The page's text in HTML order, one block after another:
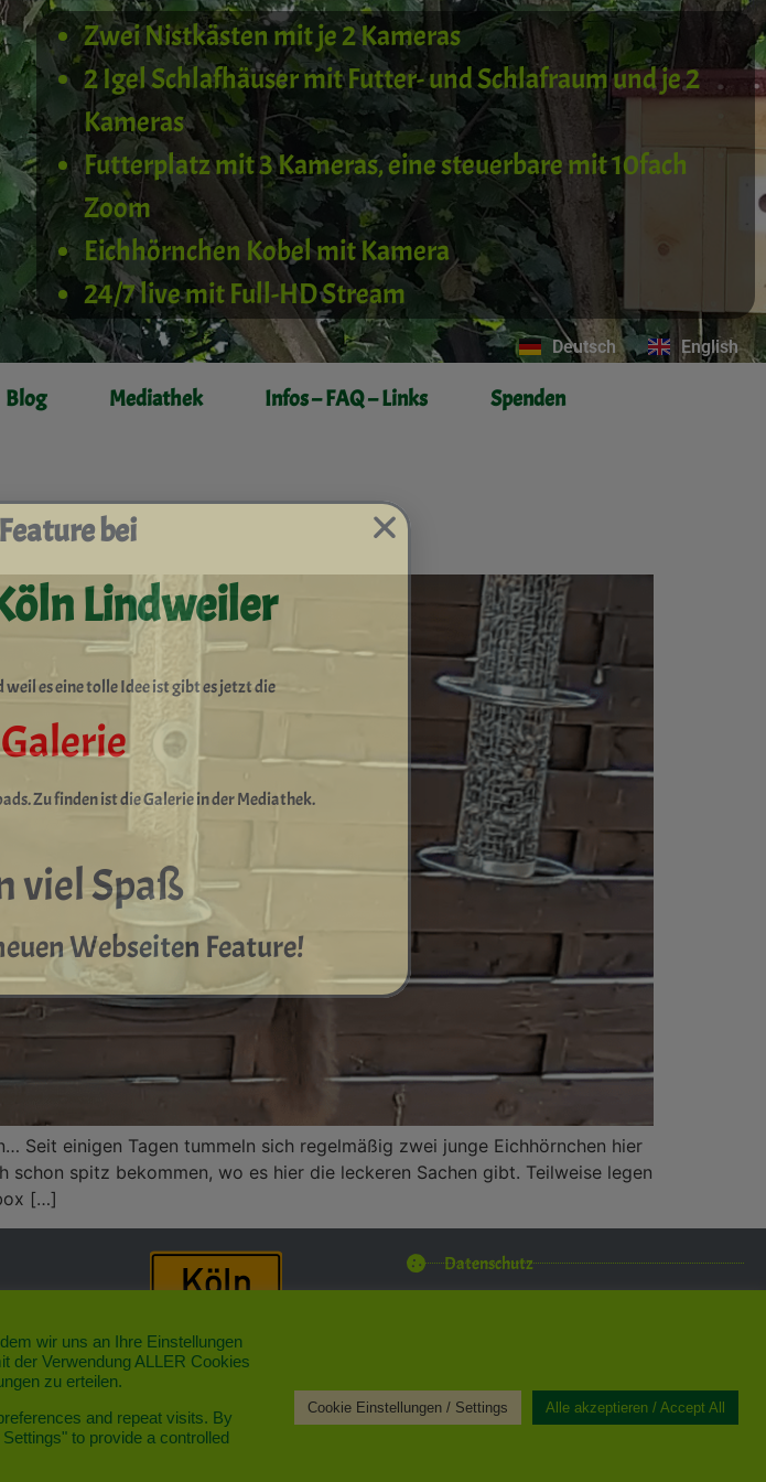
Zwei Nistkästen mit je 2 Kameras
2 Igel Schlafhäuser mit Futter- und Schlafraum und je 2
Kameras
Futterplatz mit 3 Kameras, eine steuerbare mit 10fach
Zoom
Eichhörnchen Kobel mit Kamera
24/7 live mit Full-HD Stream
Deutsch English
Blog Mediathek Infos – FAQ – Links Spenden
Seit einigen Tagen tummeln sich regelmäßig zwei junge Eichhörnchen hier
spitz bekommen, wo es hier die leckeren Sachen gibt. Teilweise legen
[…]
Das schönste Veedel im Norden von Köln
Datenschutz
wir uns an Ihre Einstellungen
der Verwendung ALLER Cookies
zu erteilen.
and repeat visits. By
to provide a controlled
Cookie Einstellungen / Settings Alle akzeptieren / Accept All
bei
Lindweiler
es eine tolle Idee ist gibt es jetzt die
Zu finden ist die Galerie in der Mediathek.
viel Spaß
Webseiten Feature!